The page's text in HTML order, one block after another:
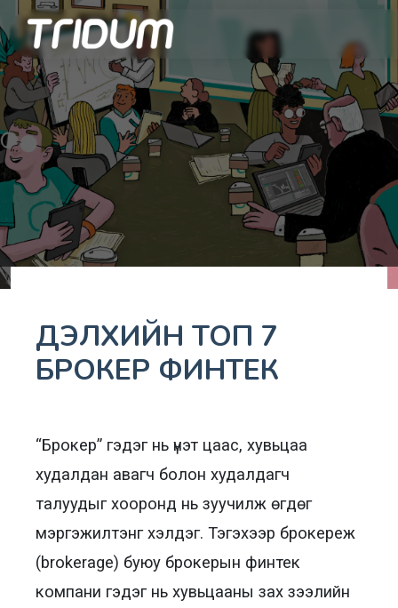
ДЭЛХИЙН ТОП 7
БРОКЕР ФИНТЕК
“Брокер” гэдэг нь үнэт цаас, хувьцаа
худалдан авагч болон худалдагч
талуудыг хооронд нь зуучилж өгдөг
мэргэжилтэнг хэлдэг. Тэгэхээр брокереж
(brokerage) буюу брокерын финтек
компани гэдэг нь хувьцааны зах зээлийн